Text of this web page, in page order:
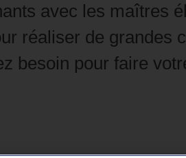
avec les maîtres
réaliser de
besoin pour faire